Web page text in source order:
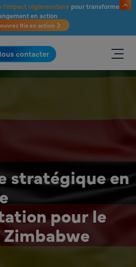
l'impact réglementairepour transformer le
en action
Ria en action
contacter
stratégique en
pour le
Zimbabwe